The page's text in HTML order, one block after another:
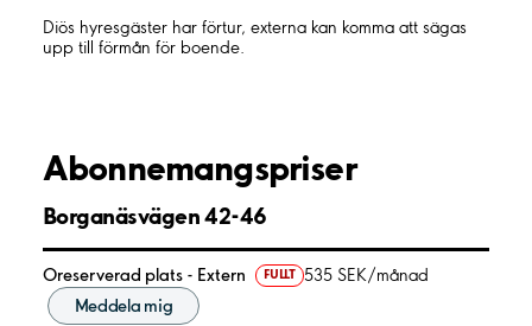
Diös hyresgäster har förtur, externa kan komma att sägas
upp till förmån för boende.
Abonnemangspriser
Borganäsvägen 42-46
Oreserverad plats - Extern FULLT
535 SEK/månad
Meddela mig